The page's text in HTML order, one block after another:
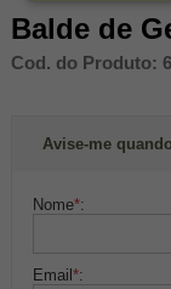
Balde de
Cod. do Produto:
Avise-me
Nome*:
Email*: